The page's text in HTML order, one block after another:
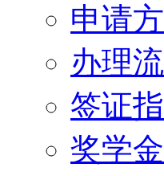
申请
办理
签证
奖学